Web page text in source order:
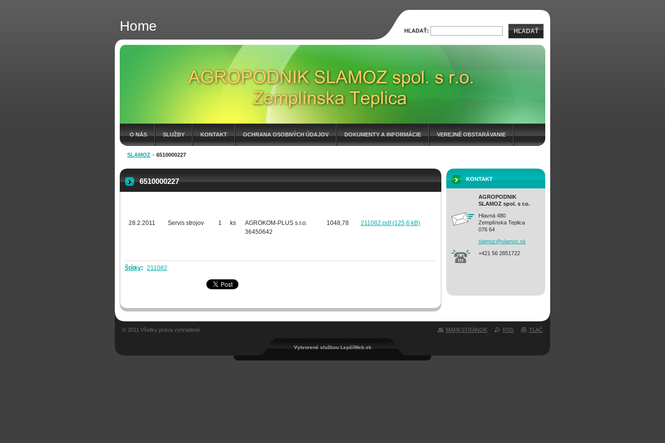
Home
O NÁS SLUŽBY KONTAKT OCHRANA OSOBNÝCH ÚDAJOV DOKUMENTY A INFORMÁCIE VEREJNÉ OBSTARÁVANIE
FAKTÚRY 2026
SLAMOZ 6510000227
6510000227
28.2.2011 Servis strojov 1 ks
AGROKOM-PLUS s.r.o.
36450642
1048,78 211082.pdf (125,6 kB)
Štítky: 211082
KONTAKT
AGROPODNIK
SLAMOZ spol. s r.o.
Hlavná 480
Zemplínska Teplica
076 64
slamoz@slamoz.sk
+421 56 2851722
HĽADAŤ: HĽADAŤ
MAPA STRÁNOK RSS TLAČ
© 2011 Všetky práva vyhradené.
Vytvorené službou LepšíWeb.sk